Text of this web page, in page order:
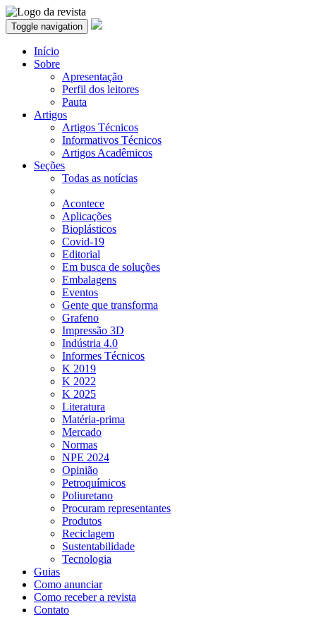
Toggle navigation
Início
Sobre
Apresentação
Perfil dos leitores
Pauta
Artigos
Artigos Técnicos
Informativos Técnicos
Artigos Acadêmicos
Seções
Todas as notícias
Acontece
Aplicações
Bioplásticos
Covid-19
Editorial
Em busca de soluções
Embalagens
Eventos
Gente que transforma
Grafeno
Impressão 3D
Indústria 4.0
Informes Técnicos
K 2019
K 2022
K 2025
Literatura
Matéria-prima
Mercado
Normas
NPE 2024
Opinião
Petroquímicos
Poliuretano
Procuram representantes
Produtos
Reciclagem
Sustentabilidade
Tecnologia
Guias
Como anunciar
Como receber a revista
Contato